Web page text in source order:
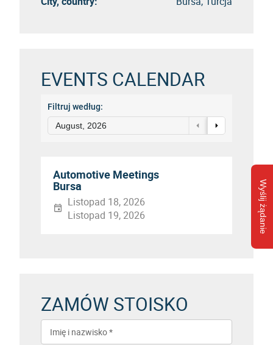
Wyślij żądanie
EVENTS CALENDAR
Filtruj według:
August, 2026
Automotive Meetings
Bursa
Listopad 18, 2026
Listopad 19, 2026
ZAMÓW STOISKO